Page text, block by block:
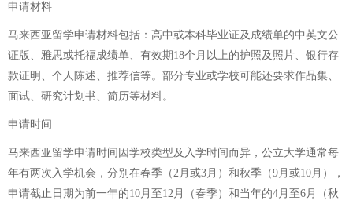
申请材料
马来西亚留学申请材料包括：高中或本科毕业证及成绩单的中英文公
证版、雅思或托福成绩单、有效期18个月以上的护照及照片、银行存
款证明、个人陈述、推荐信等。部分专业或学校可能还要求作品集、
面试、研究计划书、简历等材料。
申请时间
马来西亚留学申请时间因学校类型及入学时间而异，公立大学通常每
年有两次入学机会，分别在春季（2月或3月）和秋季（9月或10月），
申请截止日期为前一年的10月至12月（春季）和当年的4月至6月（秋